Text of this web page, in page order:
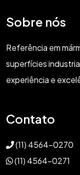
Sobre nós
Referência em
superfícies
experiência e
Contato
(11) 4564-0270
(11) 4564-0271